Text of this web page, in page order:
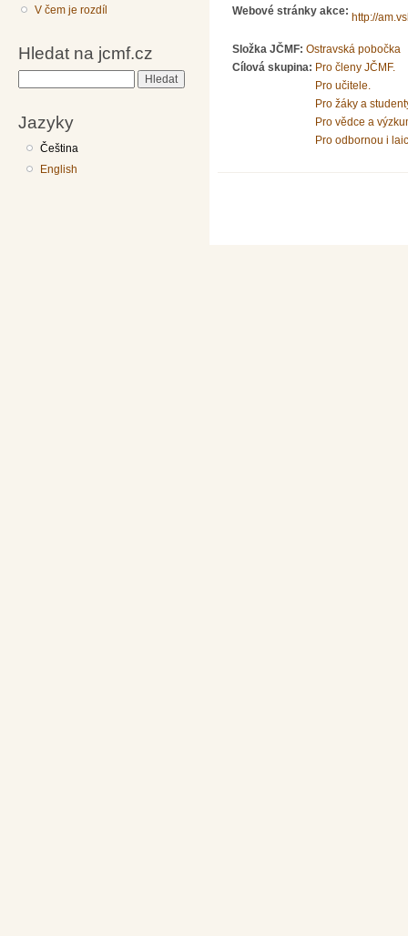
V čem je rozdíl
Hledat na jcmf.cz
Jazyky
Čeština
English
Webové stránky akce:
http://
Složka JČMF: Ostravská pobočka
Cílová skupina: Pro členy JČMF.
Pro učitele.
Pro žáky a
Pro vědce a
Pro odbornou i